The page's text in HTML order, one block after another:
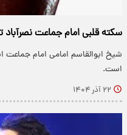
سکته قلبی امام جماعت نصرآباد
شیخ ابوالقاسم امامی امام جماعت
است.
۲۲ آذر ۱۴۰۴